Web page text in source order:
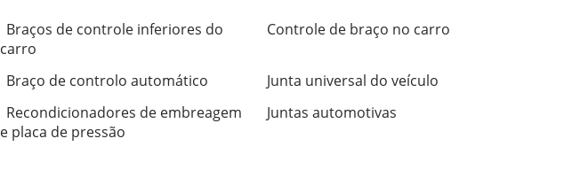
Braços de controle inferiores do
carro
Controle de braço no carro
Braço de controlo automático
Junta universal do veículo
Recondicionadores de embreagem
e placa de pressão
Juntas automotivas